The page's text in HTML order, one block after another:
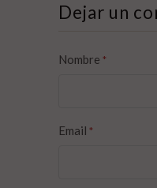
Dejar un
Nombre *
Email *